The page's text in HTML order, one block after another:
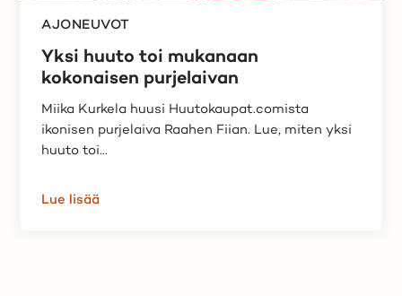
AJONEUVOT
Yksi huuto toi mukanaan
kokonaisen purjelaivan
Miika Kurkela huusi Huutokaupat.comista
ikonisen purjelaiva Raahen Fiian. Lue, miten yksi
huuto toi...
Lue lisää